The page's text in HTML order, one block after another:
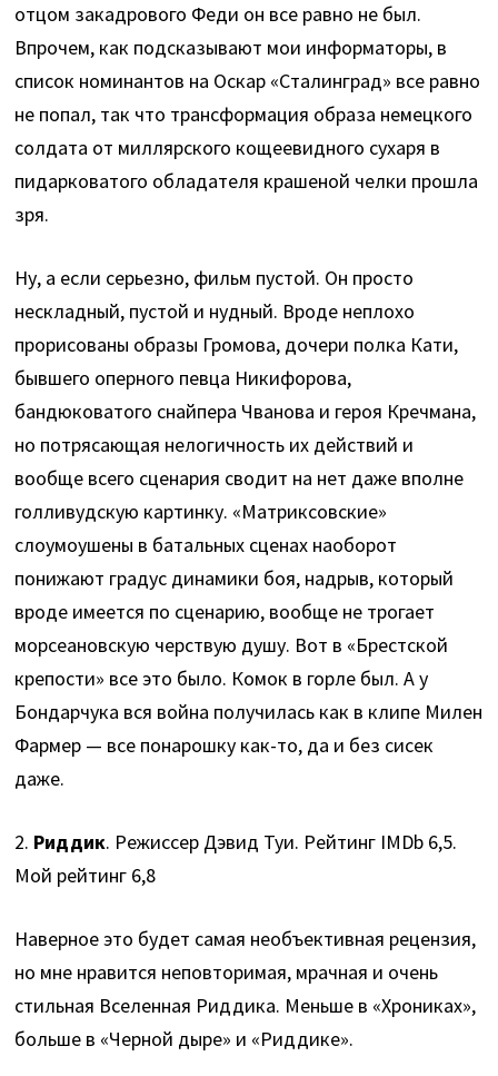
отцом закадрового Феди он все равно не был.
Впрочем, как подсказывают мои информаторы, в
список номинантов на Оскар «Сталинград» все равно
не попал, так что трансформация образа немецкого
солдата от миллярского кощеевидного сухаря в
пидарковатого обладателя крашеной челки прошла
зря.
Ну, а если серьезно, фильм пустой. Он просто
нескладный, пустой и нудный. Вроде неплохо
прорисованы образы Громова, дочери полка Кати,
бывшего оперного певца Никифорова,
бандюковатого снайпера Чванова и героя Кречмана,
но потрясающая нелогичность их действий и
вообще всего сценария сводит на нет даже вполне
голливудскую картинку. «Матриксовские»
слоумоушены в батальных сценах наоборот
понижают градус динамики боя, надрыв, который
вроде имеется по сценарию, вообще не трогает
морсеановскую черствую душу. Вот в «Брестской
крепости» все это было. Комок в горле был. А у
Бондарчука вся война получилась как в клипе Милен
Фармер — все понарошку как-то, да и без сисек
даже.
2. Риддик. Режиссер Дэвид Туи. Рейтинг IMDb 6,5.
Мой рейтинг 6,8
Наверное это будет самая необъективная рецензия,
но мне нравится неповторимая, мрачная и очень
стильная Вселенная Риддика. Меньше в «Хрониках»,
больше в «Черной дыре» и «Риддике».